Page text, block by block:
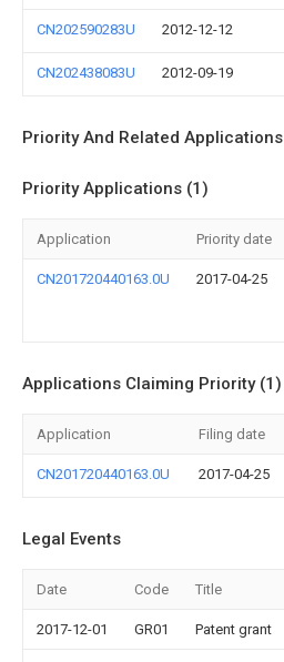
CN202590283U 2012-12-12
CN202438083U 2012-09-19
Priority And Related Applications
Priority Applications (1)
Application Priority date
CN201720440163.0U 2017-04-25
Applications Claiming Priority (1)
Application Filing date
CN201720440163.0U 2017-04-25
Legal Events
Date Code Title
2017-12-01 GR01 Patent grant